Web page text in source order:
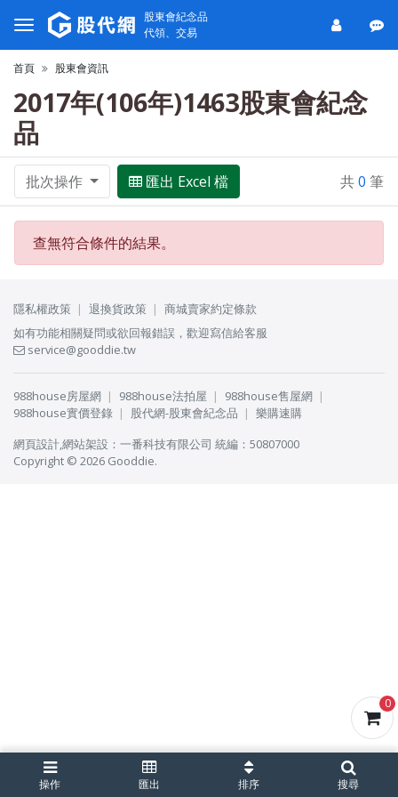
0
股東會紀念品
代領、交易
首頁 股東會資訊
2017年(106年)1463股東會紀念
品
批次操作 匯出 Excel 檔 共0 筆
查無符合條件的結果。
操作 匯出 排序 搜尋
隱私權政策 退換貨政策
商城賣家約定條款
如有功能相關疑問或欲回報錯誤，歡迎寫信給客服
service@gooddie.tw
988house房屋網 988house法拍屋
988house售屋網
988house實價登錄
股代網-股東會紀念品
樂購速購
網頁設計,網站架設 ： 一番科技有限公司 統編：50807000
Copyright © 2026 Gooddie.